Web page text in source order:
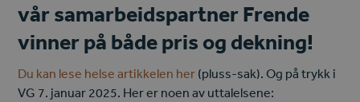
vår samarbeidspartner Frende
vinner på både pris og dekning!
Du kan lese helse artikkelen her (pluss-sak). Og på trykk i
VG 7. januar 2025. Her er noen av uttalelsene: